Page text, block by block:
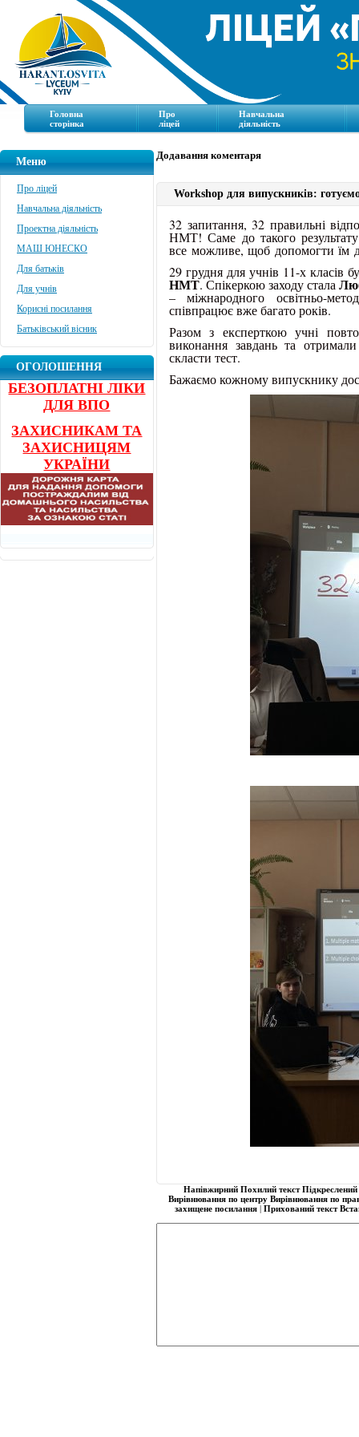
Головна
сторінка
Про
ліцей
Навчальна
діяльність
Меню
Про ліцей
Навчальна діяльність
Проектна діяльність
МАШ ЮНЕСКО
Для батьків
Для учнів
Корисні посилання
Батьківський вісник
ОГОЛОШЕННЯ
БЕЗОПЛАТНІ ЛІКИ
ДЛЯ ВПО
ЗАХИСНИКАМ ТА
ЗАХИСНИЦЯМ
УКРАЇНИ
Додавання коментаря
Workshop для випускників:
32 запитання, 32 правильні
НМТ! Саме до такого
все можливе, щоб допомогти їм
29 грудня для учнів 11-х класів
НМТ. Спікеркою заходу стала
– міжнародного освітньо-
співпрацює вже багато років.
Разом з експерткою учні
виконання завдань та
скласти тест.
Бажаємо кожному випускнику
Напівжирний Похилий текст Підкреслений
Вирівнювання по центру Вирівнювання по
захищене посилання | Прихований текст